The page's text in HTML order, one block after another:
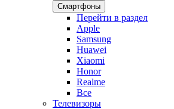
Смартфоны
Перейти в раздел
Apple
Samsung
Huawei
Xiaomi
Honor
Realme
Все
Телевизоры